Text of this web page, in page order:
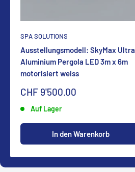
SPA SOLUTIONS
Ausstellungsmodell: SkyMax Ultra
Aluminium Pergola LED 3m x 6m
motorisiert weiss
Sonderpreis
CHF 9'500.00
Auf Lager
In den Warenkorb